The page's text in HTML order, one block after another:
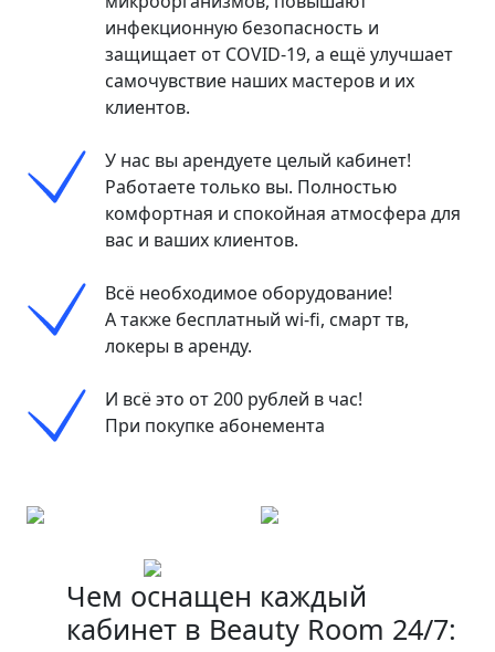
инфекционную безопасность и
защищает от COVID-19, а ещё улучшает
самочувствие наших мастеров и их
клиентов.
У нас вы арендуете целый кабинет!
Работаете только вы. Полностью
комфортная и спокойная атмосфера для
вас и ваших клиентов.
Всё необходимое оборудование!
А также бесплатный wi-fi, смарт тв,
локеры в аренду.
И всё это от 200 рублей в час!
При покупке абонемента
Чем оснащен каждый
кабинет в Beauty Room 24/7: